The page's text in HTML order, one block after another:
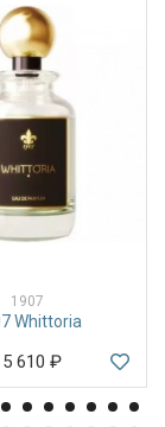
1907
Whittoria
610 ₽